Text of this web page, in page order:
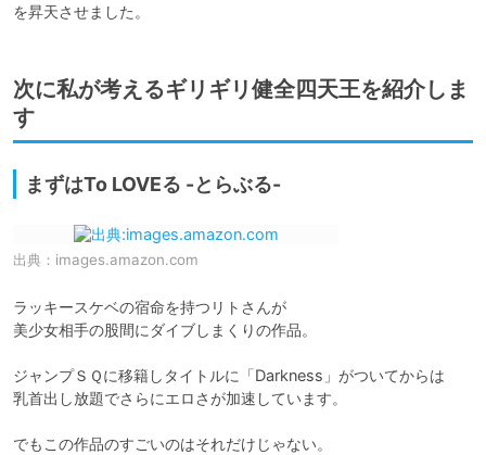
を昇天させました。
次に私が考えるギリギリ健全四天王を紹介しま
す
まずはTo LOVEる -とらぶる-
出典： images.amazon.com
ラッキースケベの宿命を持つリトさんが
美少女相手の股間にダイブしまくりの作品。
ジャンプＳＱに移籍しタイトルに「Darkness」がついてからは
乳首出し放題でさらにエロさが加速しています。
でもこの作品のすごいのはそれだけじゃない。